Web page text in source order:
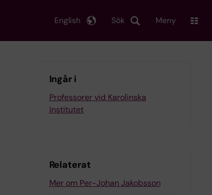
Sök
English Meny
Ingår i
Professorer vid Karolinska
Institutet
Relaterat
Mer om Per-Johan Jakobsson